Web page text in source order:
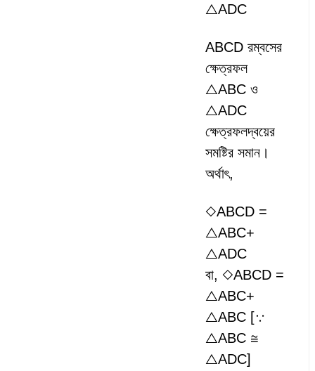
△ADC
ABCD রম্বসের
ক্ষেত্রফল
△ABC ও
△ADC
ক্ষেত্রফলদ্বয়ের
সমষ্টির সমান।
অর্থাৎ,
◇ABCD =
△ABC+
△ADC
বা, ◇ABCD =
△ABC+
△ABC [∵
△ABC ≅
△ADC]